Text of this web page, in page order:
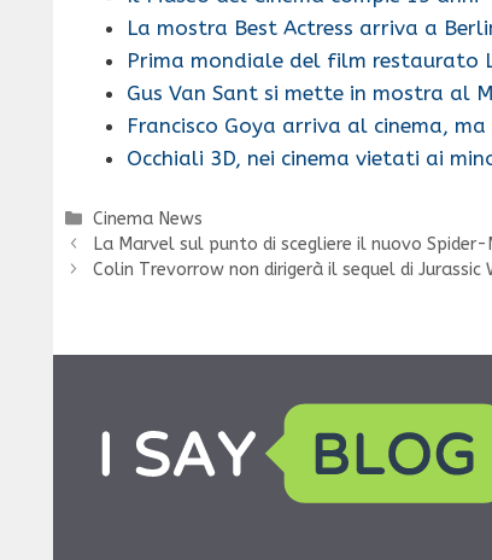
La mostra Best Actress arriva a
Prima mondiale del film restaurato
Gus Van Sant si mette in mostra al
Francisco Goya arriva al cinema,
Occhiali 3D, nei cinema vietati ai
Categorie
Cinema News
La Marvel sul punto di scegliere il nuovo Spider-
Colin Trevorrow non dirigerà il sequel di Jurassic